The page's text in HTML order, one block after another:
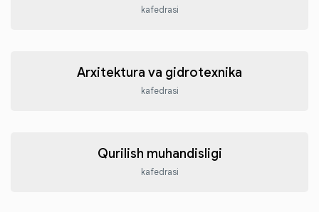
kafedrasi
Arxitektura va gidrotexnika
kafedrasi
Qurilish muhandisligi
kafedrasi